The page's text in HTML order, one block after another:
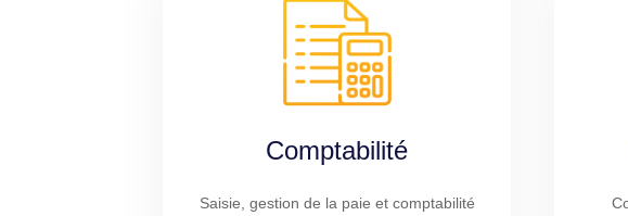
Comptabilité
Saisie, gestion de la paie et comptabilité